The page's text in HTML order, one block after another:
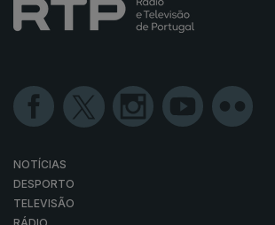
NOTÍCIAS
DESPORTO
TELEVISÃO